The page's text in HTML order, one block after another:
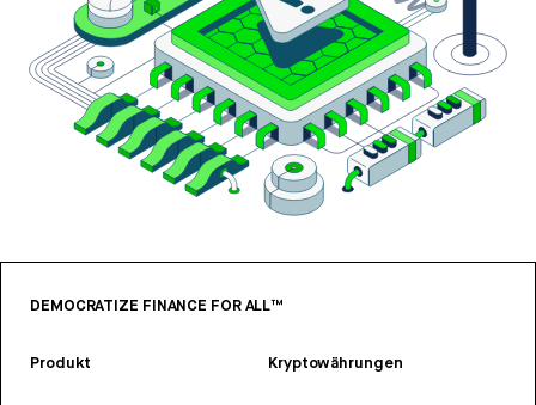
DEMOCRATIZE FINANCE FOR ALL™
Produkt Kryptowährungen